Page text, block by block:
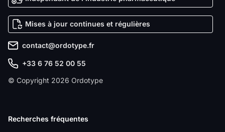
Mises à jour continues et régulières
contact@ordotype.fr
+33 6 76 52 00 55
© Copyright 2026 Ordotype
Recherches fréquentes